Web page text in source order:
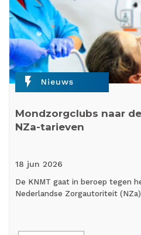
flash_on Nieuws
Mondzorgclubs naar
NZa-tarieven
18 jun 2026
De KNMT gaat in beroep tegen
Nederlandse Zorgautoriteit